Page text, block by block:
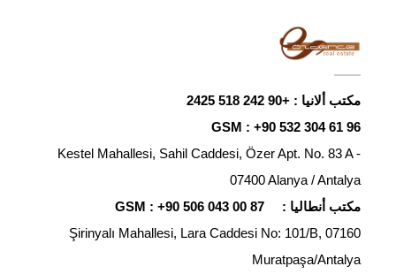
مكتب ألانيا : +90 242 518 2425
GSM : +90 532 304 61 96
Kestel Mahallesi, Sahil Caddesi, Özer Apt. No. 83 A -
07400 Alanya / Antalya
مكتب أنطاليا :
GSM : +90 506 043 00 87
Şirinyalı Mahallesi, Lara Caddesi No: 101/B, 07160
Muratpaşa/Antalya